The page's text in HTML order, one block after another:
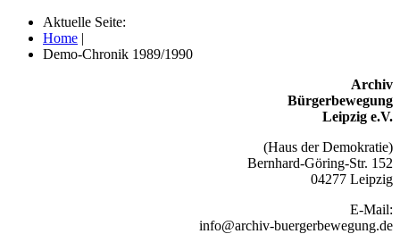
Aktuelle Seite:
Home |
Demo-Chronik 1989/1990
Archiv
Bürgerbewegung
Leipzig e.V.
(Haus der Demokratie)
Bernhard-Göring-Str. 152
04277 Leipzig
E-Mail:
info@archiv-buergerbewegung.de